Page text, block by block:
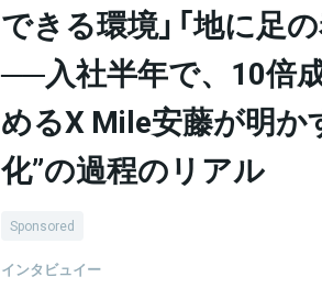
できる環境」「地に足
──入社半年で、10倍
めるX Mile安藤が明か
化”の過程のリアル
Sponsored
インタビュイー